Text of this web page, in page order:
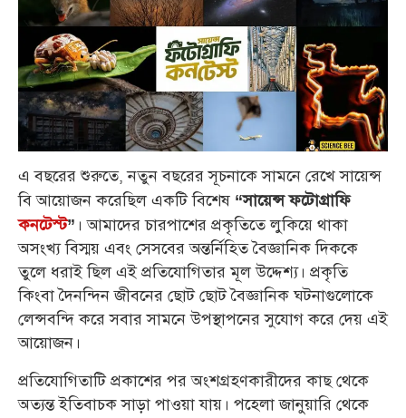
এ বছরের শুরুতে, নতুন বছরের সূচনাকে সামনে রেখে সায়েন্স
বি আয়োজন করেছিল একটি বিশেষ “সায়েন্স ফটোগ্রাফি
কনটেস্ট” । আমাদের চারপাশের প্রকৃতিতে লুকিয়ে থাকা
অসংখ্য বিস্ময় এবং সেসবের অন্তর্নিহিত বৈজ্ঞানিক দিককে
তুলে ধরাই ছিল এই প্রতিযোগিতার মূল উদ্দেশ্য। প্রকৃতি
কিংবা দৈনন্দিন জীবনের ছোট ছোট বৈজ্ঞানিক ঘটনাগুলোকে
লেন্সবন্দি করে সবার সামনে উপস্থাপনের সুযোগ করে দেয় এই
আয়োজন।
প্রতিযোগিতাটি প্রকাশের পর অংশগ্রহণকারীদের কাছ থেকে
অত্যন্ত ইতিবাচক সাড়া পাওয়া যায়। পহেলা জানুয়ারি থেকে